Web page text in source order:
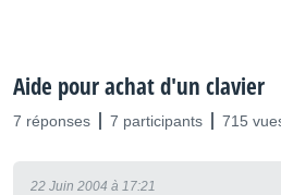
Aide pour achat d'un clavier
7 réponses 7 participants 715
22 Juin 2004 à 17:21